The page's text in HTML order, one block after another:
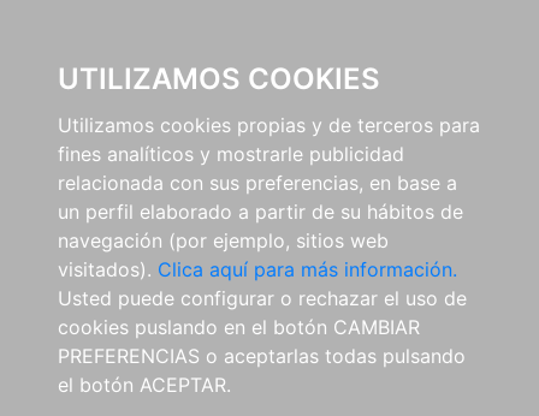
UTILIZAMOS COOKIES
Utilizamos cookies propias y de terceros para
fines analíticos y mostrarle publicidad
relacionada con sus preferencias, en base a
un perfil elaborado a partir de su hábitos de
navegación (por ejemplo, sitios web
visitados). Clica aquí para más información.
Usted puede configurar o rechazar el uso de
cookies puslando en el botón CAMBIAR
PREFERENCIAS o aceptarlas todas pulsando
el botón ACEPTAR.